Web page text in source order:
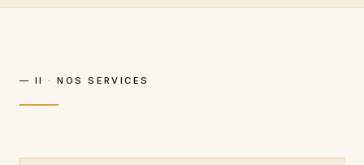
— II · NOS SERVICES